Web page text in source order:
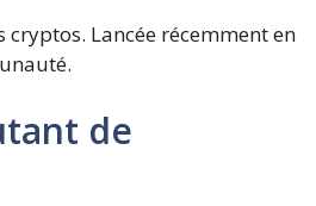
Lancée récemment en
de